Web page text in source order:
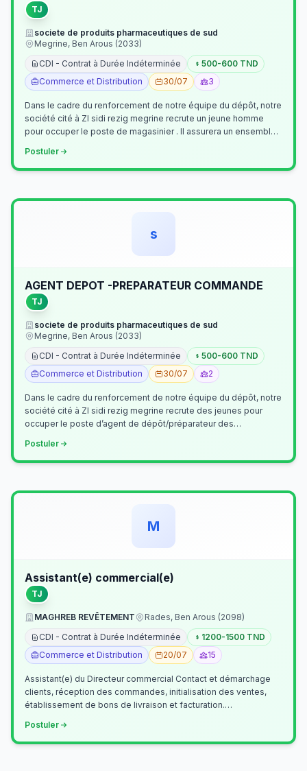
TJ
societe de produits pharmaceutiques de sud
Megrine, Ben Arous (2033)
CDI - Contrat à Durée Indéterminée
500-600 TND
Commerce et Distribution
30/07 3
Dans le cadre du renforcement de notre équipe du dépôt, notre
société cité à ZI sidi rezig megrine recrute un jeune homme
pour occuper le poste de magasinier . Il assurera un ensemble
Postuler
s
AGENT DEPOT -PREPARATEUR COMMANDE
TJ
societe de produits pharmaceutiques de sud
Megrine, Ben Arous (2033)
CDI - Contrat à Durée Indéterminée
500-600 TND
Commerce et Distribution
30/07 2
Dans le cadre du renforcement de notre équipe du dépôt, notre
société cité à ZI sidi rezig megrine recrute des jeunes pour
occuper le poste d’agent de dépôt/préparateur des
Postuler
M
Assistant(e) commercial(e)
TJ
MAGHREB REVÊTEMENT
Rades, Ben Arous (2098)
CDI - Contrat à Durée Indéterminée
1200-1500 TND
Commerce et Distribution
20/07 15
Assistant(e) du Directeur commercial Contact et démarchage
clients, réception des commandes, initialisation des ventes,
établissement de bons de livraison et facturation.
Postuler